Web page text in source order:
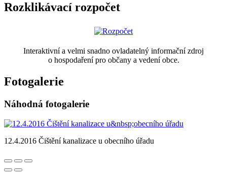
Rozklikávací rozpočet
Interaktivní a velmi snadno ovladatelný informační zdroj
o hospodaření pro občany a vedení obce.
Fotogalerie
Náhodná fotogalerie
12.4.2016 Čištění kanalizace u obecního úřadu